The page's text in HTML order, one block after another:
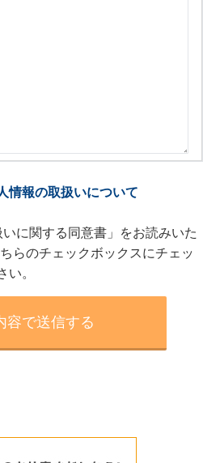
情報の取扱いについて
に関する同意書」をお読みいた
らのチェックボックスにチェッ
。